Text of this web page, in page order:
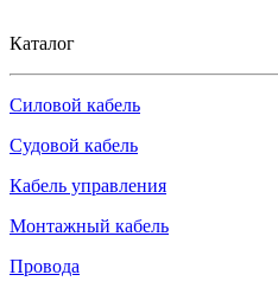
Каталог
Силовой кабель
Судовой кабель
Кабель управления
Монтажный кабель
Провода